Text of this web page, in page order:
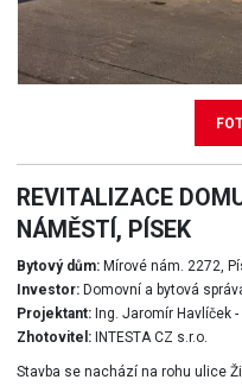
REVITALIZACE
NÁMĚSTÍ, PÍSEK
Bytový dům:Mírové nám. 2272,
Investor:Domovní a bytová
Projektant:Ing. Jaromír Havlíček -
Zhotovitel:INTESTA CZ s.r.o.
Stavba se nachází na rohu ulice